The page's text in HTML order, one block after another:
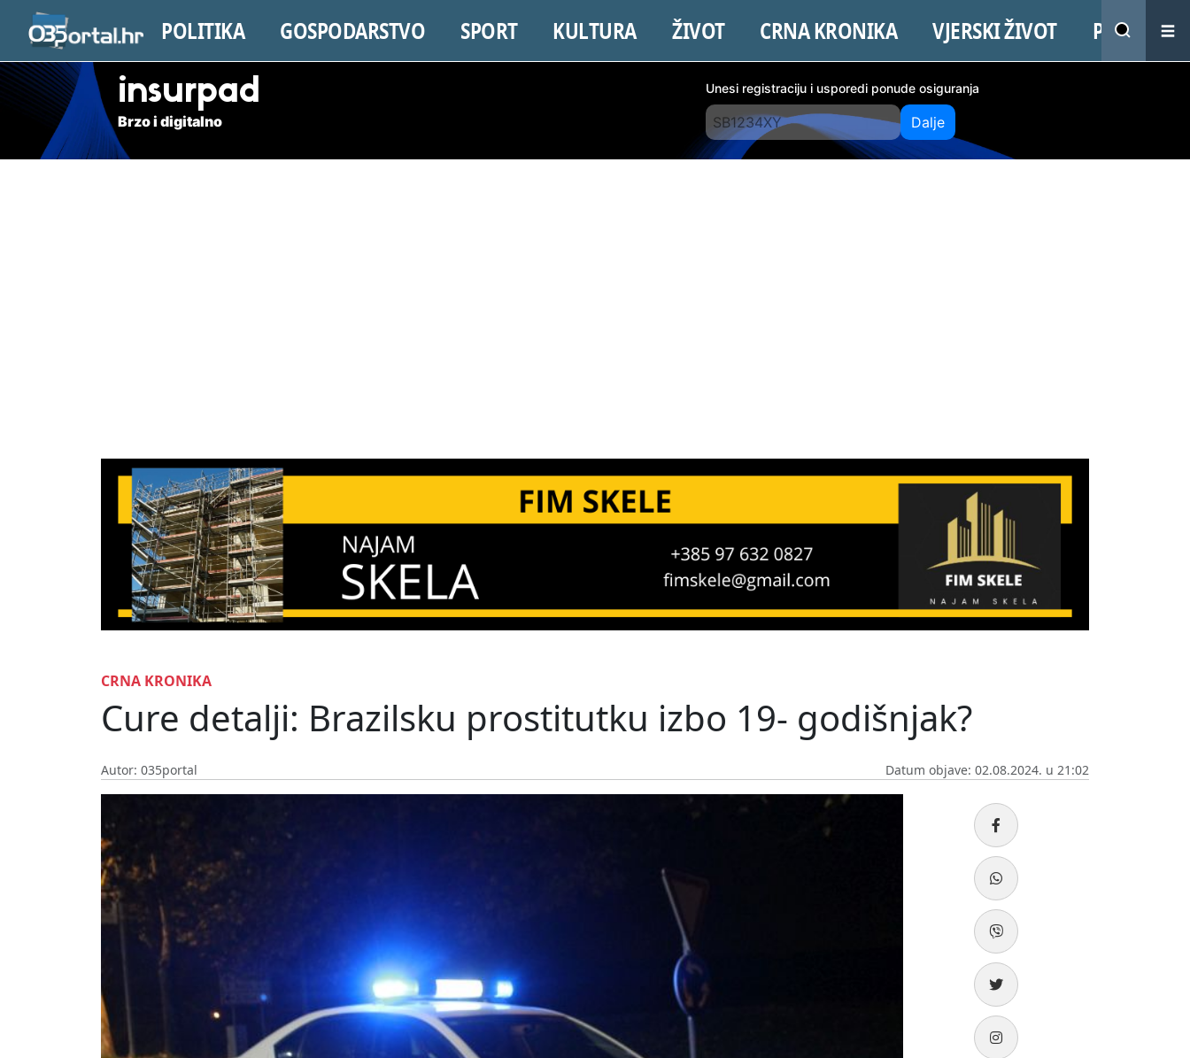
POLITIKA GOSPODARSTVO SPORT KULTURA ŽIVOT CRNA KRONIKA VJERSKI ŽIVOT PROMO
insurpad
Brzo i digitalno
Unesi registraciju i usporedi ponude osiguranja
Dalje
CRNA KRONIKA
Cure detalji: Brazilsku prostitutku izbo 19- godišnjak?
Autor: 035portal Datum objave: 02.08.2024. u 21:02